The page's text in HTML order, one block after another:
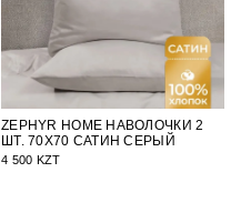
ZEPHYR HOME НАВОЛОЧКИ 2
ШТ. 70Х70 САТИН СЕРЫЙ
4 500 KZT